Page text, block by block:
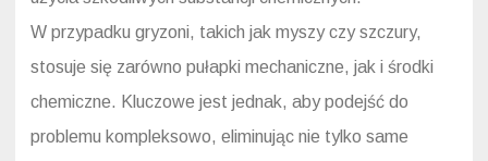
W przypadku gryzoni, takich jak myszy czy szczury,
stosuje się zarówno pułapki mechaniczne, jak i środki
chemiczne. Kluczowe jest jednak, aby podejść do
problemu kompleksowo, eliminując nie tylko same